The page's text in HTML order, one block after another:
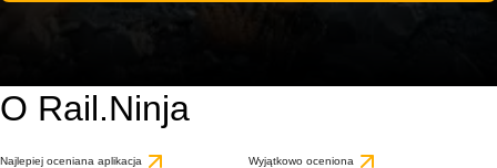
O Rail.Ninja
Najlepiej oceniana aplikacja Wyjątkowo oceniona